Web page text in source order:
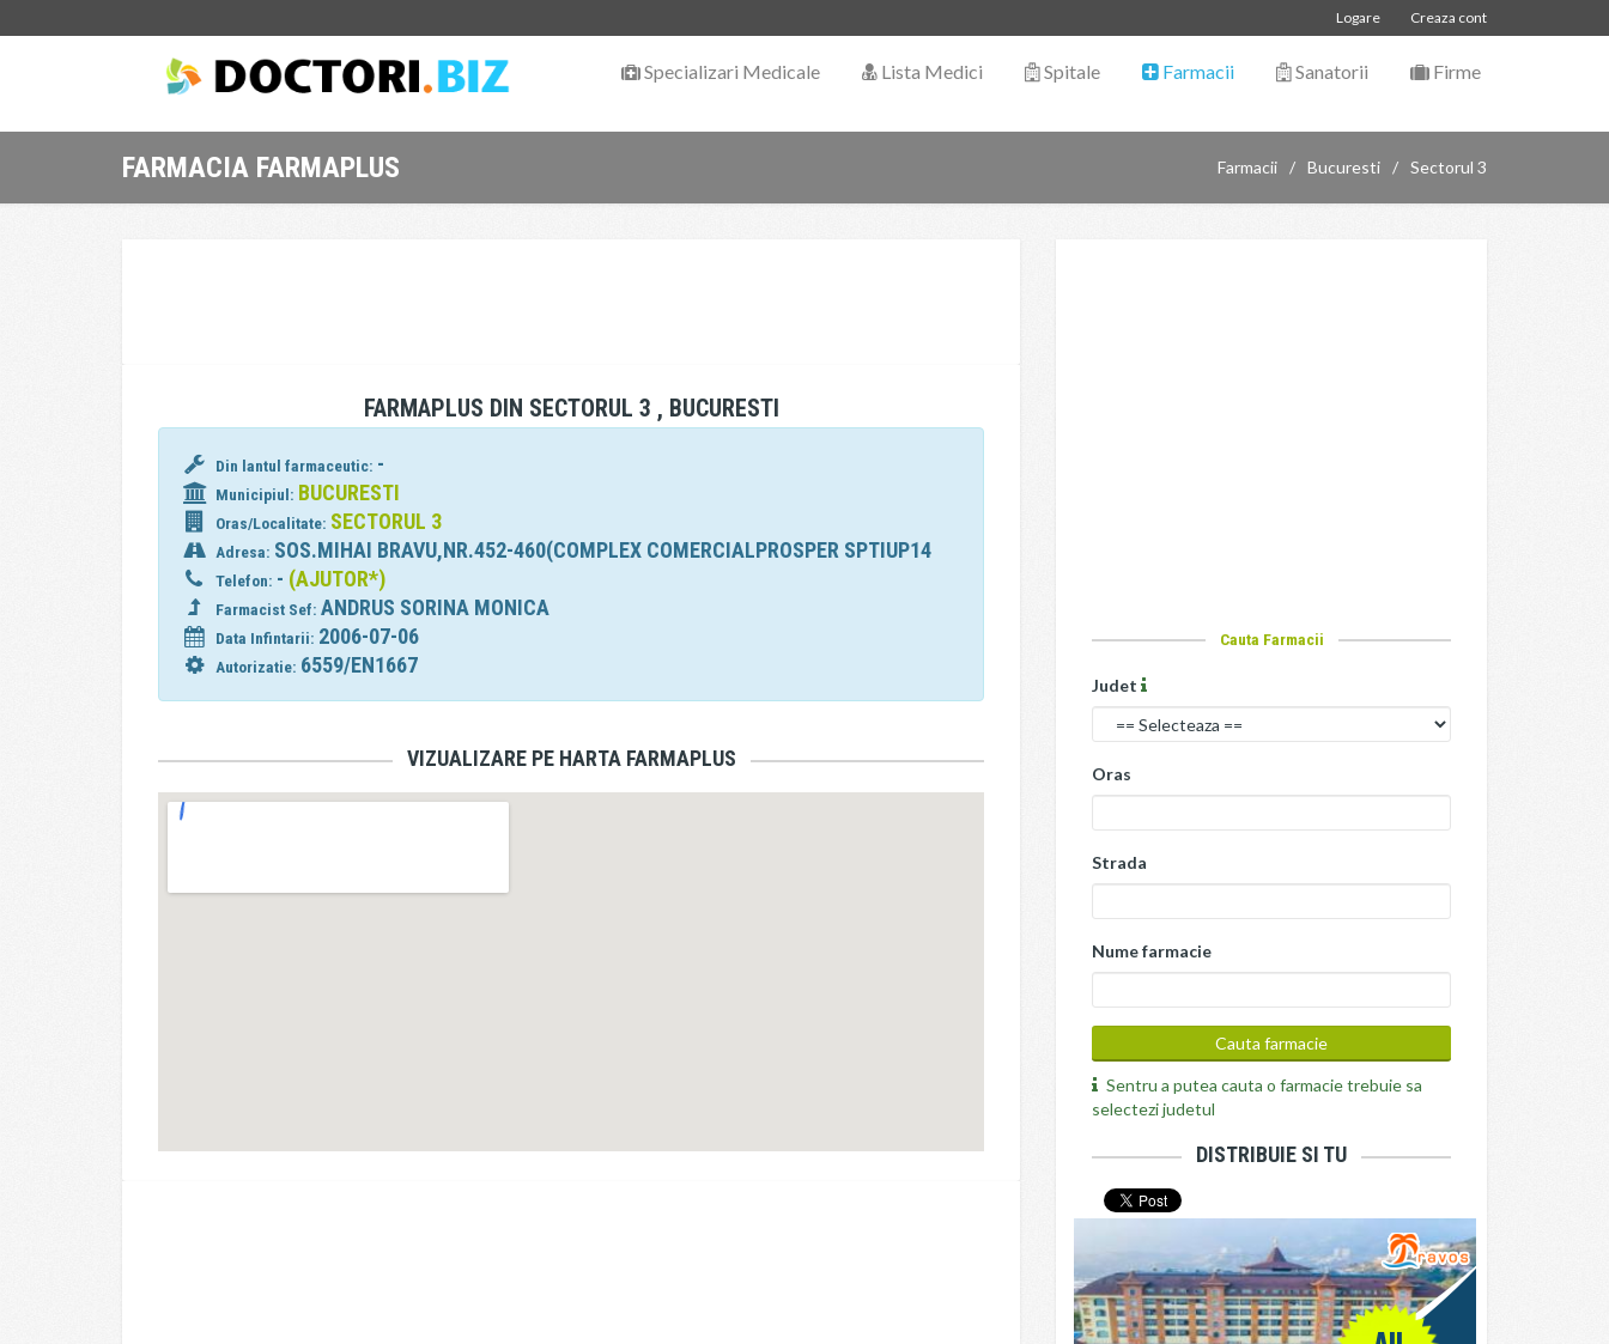
Creaza cont
Logare
Specializari Medicale Lista Medici Spitale Farmacii Sanatorii Firme
FARMACIA FARMAPLUS Farmacii Bucuresti Sectorul 3
FARMAPLUS DIN SECTORUL 3 , BUCURESTI
Din lantul farmaceutic: -
Municipiul: BUCURESTI
Oras/Localitate: SECTORUL 3
Adresa: SOS.MIHAI BRAVU,NR.452-460(COMPLEX COMERCIALPROSPER SPTIUP14
Telefon: - (AJUTOR*)
Farmacist Sef:ANDRUS SORINA MONICA
Data Infintarii: 2006-07-06
Autorizatie: 6559/EN1667
VIZUALIZARE PE HARTA FARMAPLUS
Cauta Farmacii
Judet
Oras
Strada
Nume farmacie
Sentru a putea cauta o farmacie trebuie sa
selectezi judetul
DISTRIBUIE SI TU